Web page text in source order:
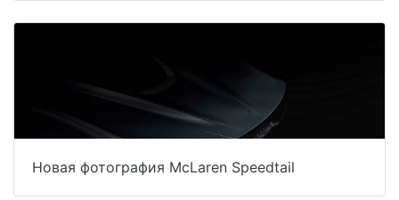
Новая фотография McLaren Speedtail